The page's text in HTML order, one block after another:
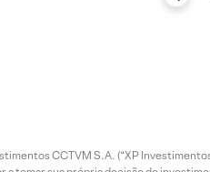
CCTVM S.A. (“XP